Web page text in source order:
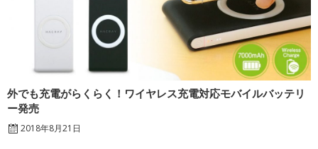
外でも充電がらくらく！ワイヤレス充電対応モバイルバッテリ
ー発売
2018年8月21日